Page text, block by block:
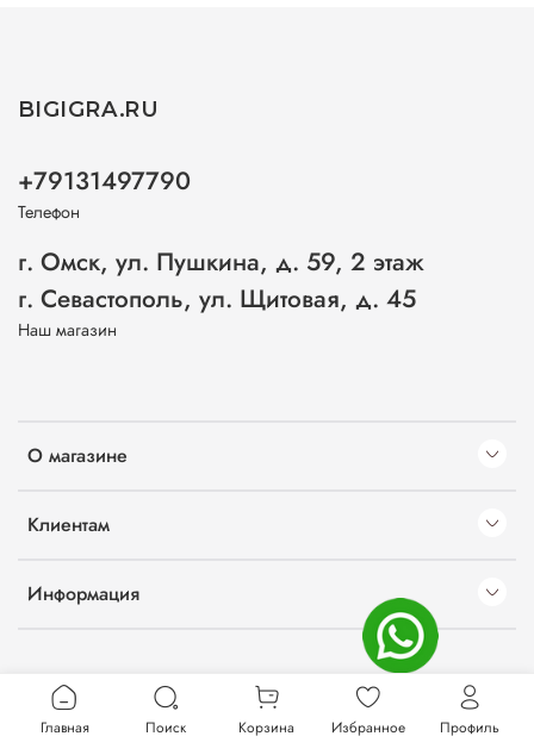
О магазине
Клиентам
Информация
BIGIGRA.RU
+79131497790
Телефон
г. Омск, ул. Пушкина, д. 59, 2 этаж
г. Севастополь, ул. Щитовая, д. 45
Наш магазин
Главная Поиск Корзина Избранное Профиль